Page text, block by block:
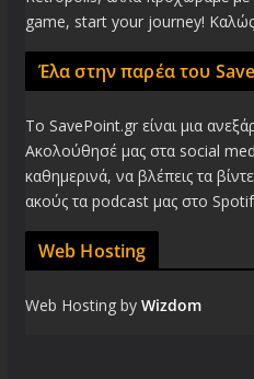
game, start your journey!
Έλα στην παρέα του
Το SavePoint.gr είναι μια
Ακολούθησέ μας στα social
καθημερινά, να βλέπεις τα
ακούς τα podcast μας στο
Web Hosting
Web Hosting by Wizdom